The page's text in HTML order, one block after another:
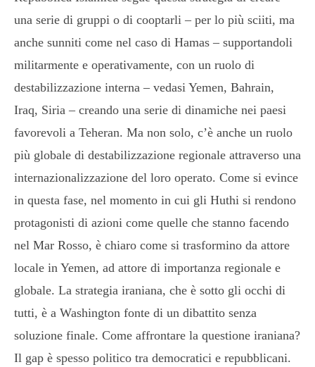
una serie di gruppi o di cooptarli – per lo più sciiti, ma
anche sunniti come nel caso di Hamas – supportandoli
militarmente e operativamente, con un ruolo di
destabilizzazione interna – vedasi Yemen, Bahrain,
Iraq, Siria – creando una serie di dinamiche nei paesi
favorevoli a Teheran. Ma non solo, c’è anche un ruolo
più globale di destabilizzazione regionale attraverso una
internazionalizzazione del loro operato. Come si evince
in questa fase, nel momento in cui gli Huthi si rendono
protagonisti di azioni come quelle che stanno facendo
nel Mar Rosso, è chiaro come si trasformino da attore
locale in Yemen, ad attore di importanza regionale e
globale. La strategia iraniana, che è sotto gli occhi di
tutti, è a Washington fonte di un dibattito senza
soluzione finale. Come affrontare la questione iraniana?
Il gap è spesso politico tra democratici e repubblicani.